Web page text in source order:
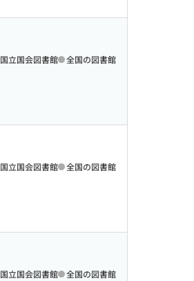
国立国会図書館 全国の図書館
国立国会図書館 全国の図書館
国立国会図書館 全国の図書館